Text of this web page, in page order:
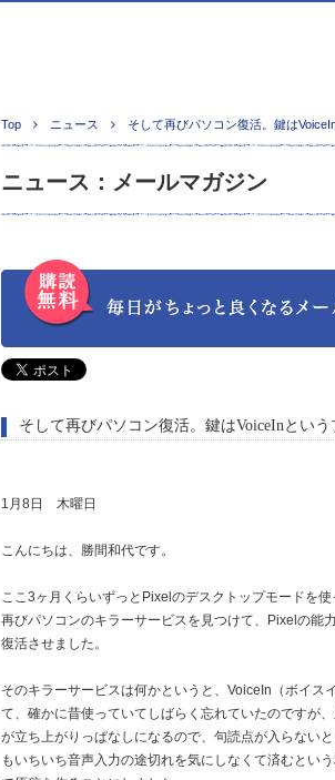
Top ニュース そして再びパソコン復活。鍵は
ニュース：メールマガジン
そして再びパソコン復活。鍵はVoiceInとい
1月8日 木曜日
こんにちは、勝間和代です。
ここ3ヶ月くらいずっとPixelのデスクトップモードを使
再びパソコンのキラーサービスを見つけて、Pixelの能
復活させました。
そのキラーサービスは何かというと、VoiceIn（ボイス
て、確かに昔使っていてしばらく忘れていたのですが
が立ち上がりっぱなしになるので、句読点が入らない
もいちいち音声入力の途切れを気にしなくて済むとい